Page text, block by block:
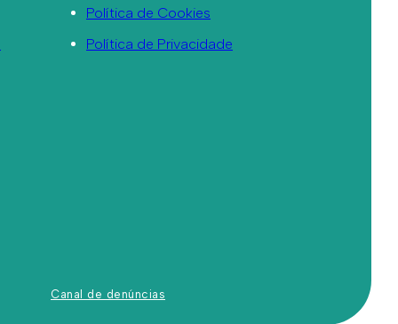
Política de Cookies
Política de Privacidade
Canal de denúncias